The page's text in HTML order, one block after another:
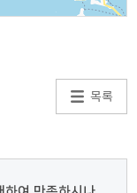
68 , 정족도 /
목록